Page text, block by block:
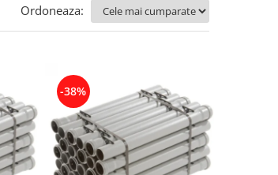
Ordoneaza:
-38%